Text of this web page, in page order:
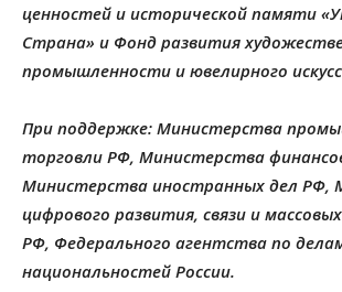
ценностей и исторической памяти
Страна» и Фонд развития
промышленности и ювелирного
При поддержке: Министерства
торговли РФ, Министерства
Министерства иностранных дел РФ,
цифрового развития, связи и
РФ, Федерального агентства по
национальностей России.